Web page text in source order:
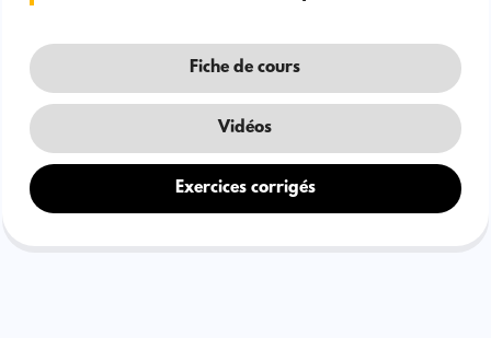
Fiche de cours
Vidéos
Exercices corrigés